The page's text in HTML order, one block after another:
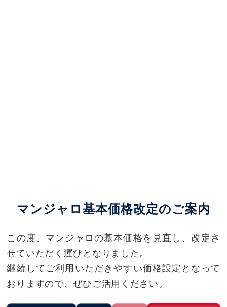
マンジャロ基本価格改定のご案内
この度、マンジャロの基本価格を見直し、改定さ
せていただく運びとなりました。
継続してご利用いただきやすい価格設定となって
おりますので、ぜひご活用ください。